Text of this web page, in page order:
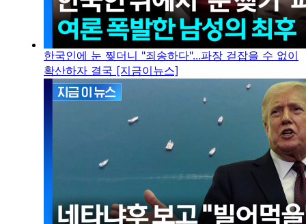
한국인에 눈 찢더니 "죄송하다"...파장 걷잡을 수 없이
확산하자 결국 [지금이뉴스]